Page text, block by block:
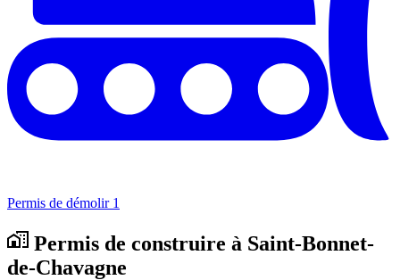
Permis de démolir 1
Permis de construire à Saint-Bonnet-
de-Chavagne